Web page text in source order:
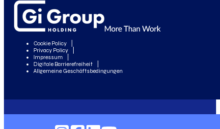
Cookie Policy
Privacy Policy
Impressum
Digitale Barrierefreiheit
Allgemeine Geschäftsbedingungen